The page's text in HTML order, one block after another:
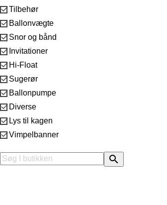
Tilbehør
 Ballonvægte
Snor og bånd
 Invitationer
 Hi-Float
Sugerør
 Ballonpumpe
 Diverse
 Lys til kagen
Vimpelbanner
